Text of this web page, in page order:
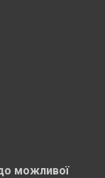
можливої